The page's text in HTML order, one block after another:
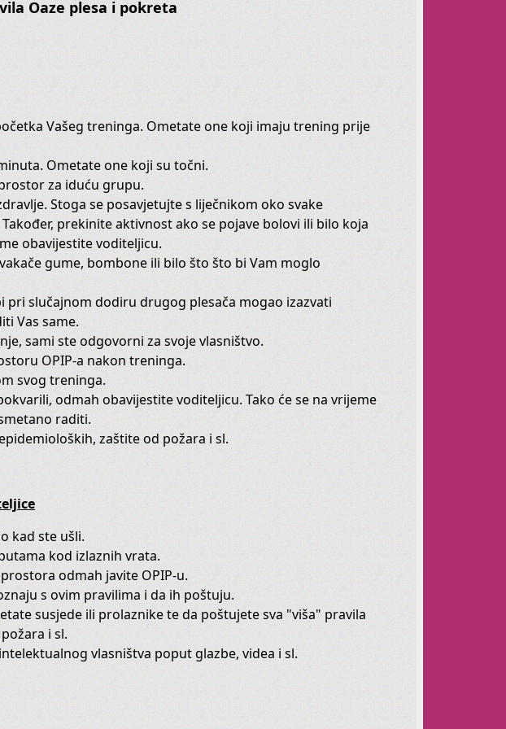
Otkrijte svoju ženstvenost
satovi namijenjeni su ženama koje se osjećaju ne-dobro u svom
osjetiti živima!
za sebe! Posvetite jedan sat sebi, sAfroditom
Ples za vaše mališane!
kroz igru razvija Vašim mališanima fleksibilnost,
je baš za svakoga, i svatko ga treba.
zglobove i mišiće. Učinite svoj torzo fleksibilnim.
utrobu uz finu glazbu.
Oaze plesa i pokreta
Vašeg treninga. Ometate one koji imaju trening prije
Ometate one koji su točni.
za iduću grupu.
Stoga se posavjetujte s liječnikom oko svake
prekinite aktivnost ako se pojave bolovi ili bilo koja
obavijestite voditeljicu.
gume, bombone ili bilo što što bi Vam moglo
pri slučajnom dodiru drugog plesača mogao izazvati
Vas same.
sami ste odgovorni za svoje vlasništvo.
OPIP-a nakon treninga.
svog treninga.
odmah obavijestite voditeljicu. Tako će se na vrijeme
raditi.
zaštite od požara i sl.
kad ste ušli.
kod izlaznih vrata.
odmah javite OPIP-u.
s ovim pravilima i da ih poštuju.
susjede ili prolaznike te da poštujete sva "viša" pravila
i sl.
vlasništva poput glazbe, videa i sl.